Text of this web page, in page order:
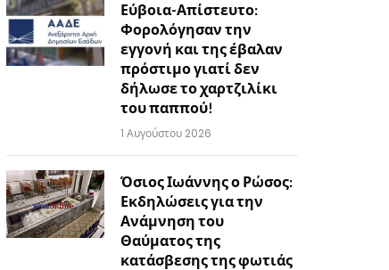
Εύβοια-Απίστευτο:
Φορολόγησαν την
εγγονή και της έβαλαν
πρόστιμο γιατί δεν
δήλωσε το χαρτζιλίκι
του παππού!
1 Αυγούστου 2026
Όσιος Ιωάννης ο Ρώσος:
Εκδηλώσεις για την
Ανάμνηση του
Θαύματος της
κατάσβεσης της φωτιάς